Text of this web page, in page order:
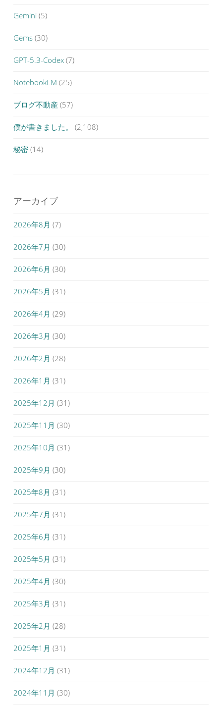
Gemini (5)
Gems (30)
GPT-5.3-Codex (7)
NotebookLM (25)
ブログ不動産 (57)
僕が書きました。 (2,108)
秘密 (14)
アーカイブ
2026年8月 (7)
2026年7月 (30)
2026年6月 (30)
2026年5月 (31)
2026年4月 (29)
2026年3月 (30)
2026年2月 (28)
2026年1月 (31)
2025年12月 (31)
2025年11月 (30)
2025年10月 (31)
2025年9月 (30)
2025年8月 (31)
2025年7月 (31)
2025年6月 (31)
2025年5月 (31)
2025年4月 (30)
2025年3月 (31)
2025年2月 (28)
2025年1月 (31)
2024年12月 (31)
2024年11月 (30)